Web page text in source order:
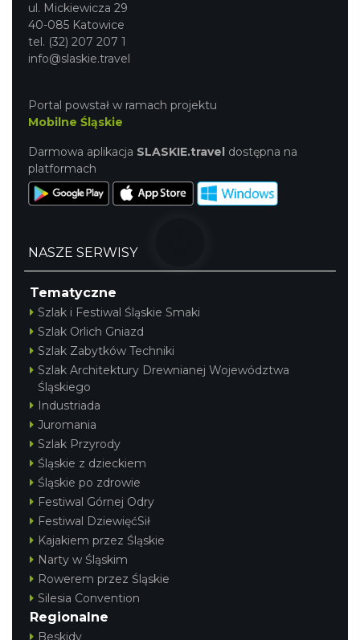
Ślad. Litera. Piksel. Wystawa z okazji 30-
lecia Muzeum Drukarstwa w Cieszynie
Cieszyn
0.34 km
Cieszyn
0.43 km
Cieszyn
0.43 km
ul. Mickiewicza 29
40-085 Katowice
tel. (32) 207 207 1
info@slaskie.travel
Portal powstał w ramach projektu
Mobilne Śląskie
Darmowa aplikacja SLASKIE.travel dostępna na
platformach
NASZE SERWISY
Tematyczne
Szlak i Festiwal Śląskie Smaki
Szlak Orlich Gniazd
Szlak Zabytków Techniki
Szlak Architektury Drewnianej Województwa
Śląskiego
Industriada
Juromania
Szlak Przyrody
Śląskie z dzieckiem
Śląskie po zdrowie
Festiwal Górnej Odry
Festiwal DziewięćSił
Kajakiem przez Śląskie
Narty w Śląskim
Rowerem przez Śląskie
Silesia Convention
Regionalne
Beskidy